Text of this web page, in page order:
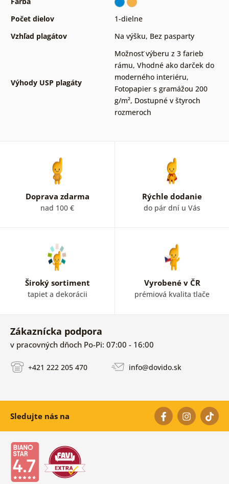
Počet dielov
1-dielne
Vzhľad plagátov
Na výšku, Bez pasparty
Výhody USP plagáty
Možnosť výberu z 3 farieb
rámu, Vhodné ako darček do
moderného interiéru,
Fotopapier s gramážou 200
g/m², Dostupné v štyroch
rozmeroch
Doprava zdarma
nad 100 €
Rýchle dodanie
do pár dní u Vás
Široký sortiment
tapiet a dekorácii
Vyrobené v ČR
prémiová kvalita tlače
Zákaznícka podpora
v pracovných dňoch Po-Pi: 07:00 - 16:00
+421 222 205 470 info@dovido.sk
Sledujte nás na